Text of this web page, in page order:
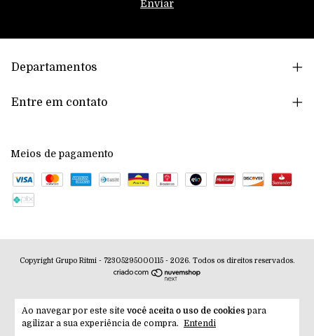
Ao navegar por este site você aceita o uso de cookies para
agilizar a sua experiência de compra. Entendi
Departamentos
Entre em contato
Meios de pagamento
Copyright Grupo Ritmi - 72305295000115 - 2026. Todos os direitos reservados.